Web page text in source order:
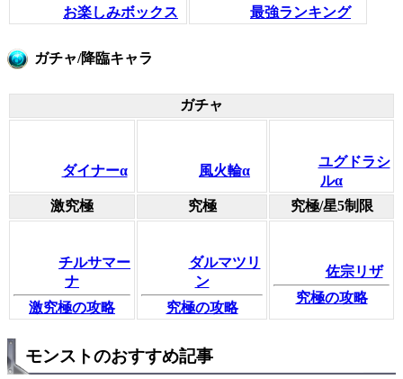
お楽しみボックス 最強ランキング
ガチャ/降臨キャラ
ガチャ
ダイナーα 風火輪α
ユグドラシ
ルα
激究極
究極 究極/星5制限
チルサマー
ナ
激究極の攻略
ダルマツリ
ン
究極の攻略
佐宗リザ
究極の攻略
モンストのおすすめ記事